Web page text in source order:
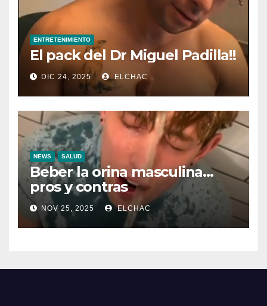
ENTRETENIMIENTO
El pack del Dr Miguel Padilla!!
DIC 24, 2025 ELCHAC
NEWS SALUD
Beber la orina masculina…
pros y contras
NOV 25, 2025 ELCHAC